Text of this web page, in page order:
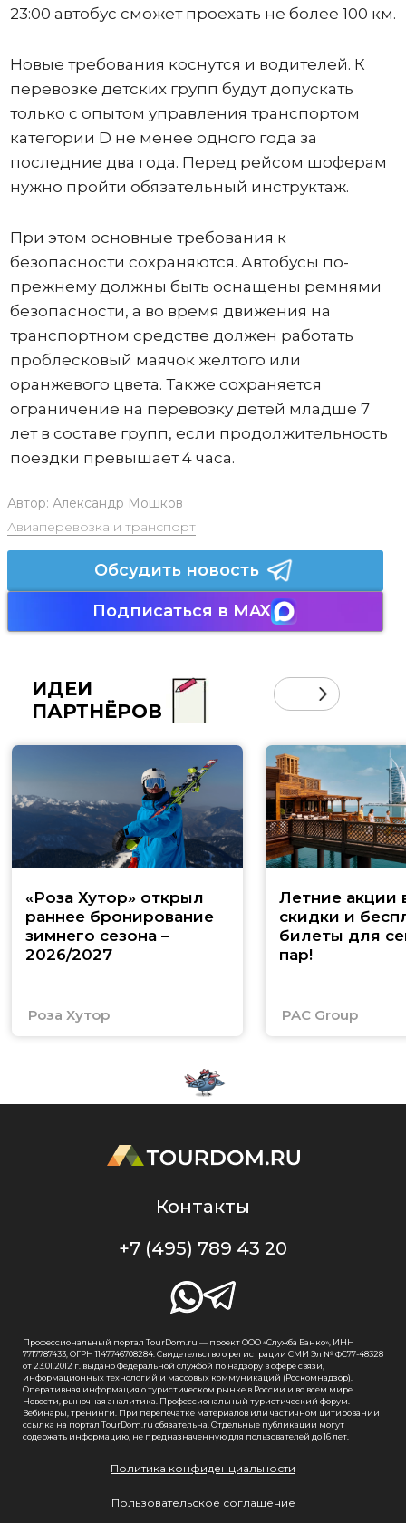
23:00 автобус сможет проехать не более 100 км.
Новые требования коснутся и водителей. К
перевозке детских групп будут допускать
только с опытом управления транспортом
категории D не менее одного года за
последние два года. Перед рейсом шоферам
нужно пройти обязательный инструктаж.
При этом основные требования к
безопасности сохраняются. Автобусы по-
прежнему должны быть оснащены ремнями
безопасности, а во время движения на
транспортном средстве должен работать
проблесковый маячок желтого или
оранжевого цвета. Также сохраняется
ограничение на перевозку детей младше 7
лет в составе групп, если продолжительность
поездки превышает 4 часа.
Автор: Александр Мошков
Авиаперевозка и транспорт
Обсудить новость
Подписаться в MAX
ИДЕИ
ПАРТНЁРОВ
«Роза Хутор» открыл
раннее бронирование
зимнего сезона –
2026/2027
Роза Хутор
Летние акции
скидки и
билеты для
пар!
PAC Group
Контакты
+7 (495) 789 43 20
Профессиональный портал TourDom.ru — проект ООО «Служба Банко», ИНН
7717787433, ОГРН 1147746708284. Свидетельство о регистрации СМИ Эл № ФС77-48328
от 23.01.2012 г. выдано Федеральной службой по надзору в сфере связи,
информационных технологий и массовых коммуникаций (Роскомнадзор).
Оперативная информация о туристическом рынке в России и во всем мире.
Новости, рыночная аналитика. Профессиональный туристический форум.
Вебинары, тренинги. При перепечатке материалов или частичном цитировании
ссылка на портал TourDom.ru обязательна. Отдельные публикации могут
содержать информацию, не предназначенную для пользователей до 16 лет.
Политика конфиденциальности
Пользовательское соглашение